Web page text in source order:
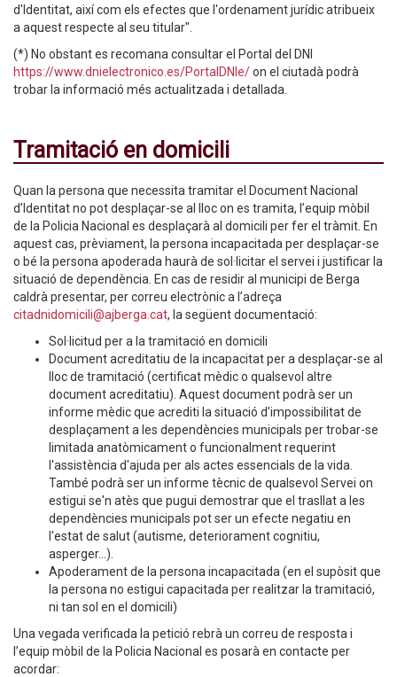
d'Identitat, així com els efectes que l'ordenament jurídic atribueix
a aquest respecte al seu titular".
(*) No obstant es recomana consultar el Portal del DNI
https://www.dnielectronico.es/PortalDNIe/on el ciutadà podrà
trobar la informació més actualitzada i detallada.
Tramitació en domicili
Quan la persona que necessita tramitar el Document Nacional
d’Identitat no pot desplaçar-se al lloc on es tramita, l’equip mòbil
de la Policia Nacional es desplaçarà al domicili per fer el tràmit. En
aquest cas, prèviament, la persona incapacitada per desplaçar-se
o bé la persona apoderada haurà de sol·licitar el servei i justificar la
situació de dependència. En cas de residir al municipi de Berga
caldrà presentar, per correu electrònic a l’adreça
citadnidomicili@ajberga.cat, la següent documentació:
Sol·licitud per a la tramitació en domicili
Document acreditatiu de la incapacitat per a desplaçar-se al
lloc de tramitació (certificat mèdic o qualsevol altre
document acreditatiu). Aquest document podrà ser un
informe mèdic que acrediti la situació d'impossibilitat de
desplaçament a les dependències municipals per trobar-se
limitada anatòmicament o funcionalment requerint
l'assistència d'ajuda per als actes essencials de la vida.
També podrà ser un informe tècnic de qualsevol Servei on
estigui se'n atès que pugui demostrar que el trasllat a les
dependències municipals pot ser un efecte negatiu en
l'estat de salut (autisme, deteriorament cognitiu,
asperger...).
Apoderament de la persona incapacitada (en el supòsit que
la persona no estigui capacitada per realitzar la tramitació,
ni tan sol en el domicili)
Una vegada verificada la petició rebrà un correu de resposta i
l’equip mòbil de la Policia Nacional es posarà en contacte per
acordar: